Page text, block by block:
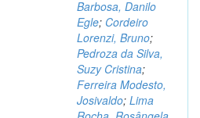
Barbosa, Danilo
Egle; Cordeiro
Lorenzi, Bruno;
Pedroza da Silva,
Suzy Cristina;
Ferreira Modesto,
Josivaldo; Lima